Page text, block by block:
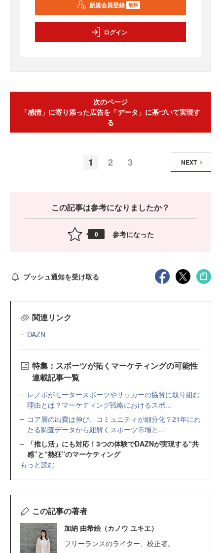
新規会員登録 無料
ログイン
次のページ
「感情」に寄り添った広告を「データ」に基づいて実現す
る
1 2 3 NEXT
この記事は参考になりましたか？
0 参考になった
プッシュ通知を受け取る
関連リンク
DAZN
特集：スポーツが拓くマーケティングの可能性
連載記事一覧
レノボがモータースポーツやサッカーの協賛に取り組む
理由とは？マーケティング戦略におけるスポ...
コア層の出費は伸び、コミュニティが細分化？21年にわ
たる調査データから紐解くスポーツ市場と...
「推し活」にも対応！3つの体験でDAZNが実現する“共
感”と“熱狂”のマーケティング
もっと読む
この記事の著者
加納 由希絵（カノウ ユキエ）
フリーランスのライター、校正者。